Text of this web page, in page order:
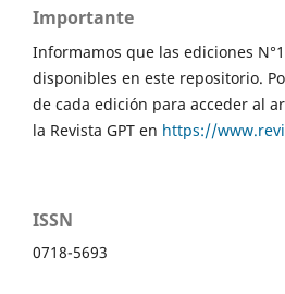
Importante
Informamos que las ediciones
disponibles en este repositorio.
de cada edición para acceder al
la Revista GPT en https://
ISSN
0718-5693